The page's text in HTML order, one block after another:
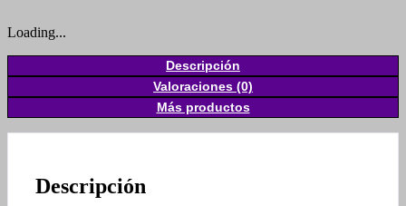
Loading...
Descripción
Valoraciones (0)
Más productos
Descripción